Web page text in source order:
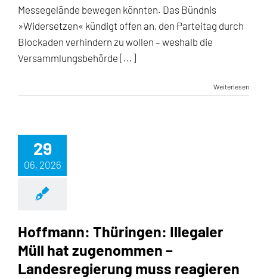
Messegelände bewegen könnten. Das Bündnis
»Widersetzen« kündigt offen an, den Parteitag durch
Blockaden verhindern zu wollen – weshalb die
Versammlungsbehörde [...]
Weiterlesen
29
06, 2026
Hoffmann: Thüringen: Illegaler
Müll hat zugenommen –
Landesregierung muss reagieren